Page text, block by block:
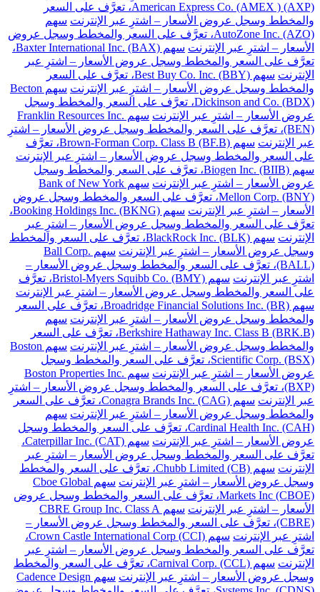
American Express Co. (AMEX ) (AXP)، تعرَّف على السعر
والمخطط وسجل عروض الأسعار – اشترِ عبر الإنترنت سهم
AutoZone Inc. (AZO)، تعرَّف على السعر والمخطط وسجل عروض
الأسعار – اشترِ عبر الإنترنت
سهم Baxter International Inc. (BAX)،
تعرَّف على السعر والمخطط وسجل عروض الأسعار – اشترِ عبر
الإنترنت
سهم Best Buy Co. Inc. (BBY)، تعرَّف على السعر
والمخطط وسجل عروض الأسعار – اشترِ عبر الإنترنت
سهم Becton
Dickinson and Co. (BDX)، تعرَّف على السعر والمخطط وسجل
عروض الأسعار – اشترِ عبر الإنترنت
سهم Franklin Resources Inc.
(BEN)، تعرَّف على السعر والمخطط وسجل عروض الأسعار – اشترِ
عبر الإنترنت
سهم Brown-Forman Corp. Class B (BF.B)، تعرَّف
على السعر والمخطط وسجل عروض الأسعار – اشترِ عبر الإنترنت
سهم Biogen Inc. (BIIB)، تعرَّف على السعر والمخطط وسجل
عروض الأسعار – اشترِ عبر الإنترنت
سهم Bank of New York
Mellon Corp. (BNY)، تعرَّف على السعر والمخطط وسجل عروض
الأسعار – اشترِ عبر الإنترنت
سهم Booking Holdings Inc. (BKNG)،
تعرَّف على السعر والمخطط وسجل عروض الأسعار – اشترِ عبر
الإنترنت
سهم BlackRock Inc. (BLK)، تعرَّف على السعر والمخطط
وسجل عروض الأسعار – اشترِ عبر الإنترنت
سهم Ball Corp.
(BALL)، تعرَّف على السعر والمخطط وسجل عروض الأسعار –
اشترِ عبر الإنترنت
سهم Bristol-Myers Squibb Co. (BMY)، تعرَّف
على السعر والمخطط وسجل عروض الأسعار – اشترِ عبر الإنترنت
سهم Broadridge Financial Solutions Inc. (BR)، تعرَّف على السعر
والمخطط وسجل عروض الأسعار – اشترِ عبر الإنترنت سهم
Berkshire Hathaway Inc. Class B (BRK.B)، تعرَّف على السعر
والمخطط وسجل عروض الأسعار – اشترِ عبر الإنترنت
سهم Boston
Scientific Corp. (BSX)، تعرَّف على السعر والمخطط وسجل
عروض الأسعار – اشترِ عبر الإنترنت
سهم Boston Properties Inc.
(BXP)، تعرَّف على السعر والمخطط وسجل عروض الأسعار – اشترِ
عبر الإنترنت
سهم Conagra Brands Inc. (CAG)، تعرَّف على السعر
والمخطط وسجل عروض الأسعار – اشترِ عبر الإنترنت سهم
Cardinal Health Inc. (CAH)، تعرَّف على السعر والمخطط وسجل
عروض الأسعار – اشترِ عبر الإنترنت
سهم Caterpillar Inc. (CAT)،
تعرَّف على السعر والمخطط وسجل عروض الأسعار – اشترِ عبر
الإنترنت
سهم Chubb Limited (CB)، تعرَّف على السعر والمخطط
وسجل عروض الأسعار – اشترِ عبر الإنترنت
سهم Cboe Global
Markets Inc (CBOE)، تعرَّف على السعر والمخطط وسجل عروض
الأسعار – اشترِ عبر الإنترنت
سهم CBRE Group Inc. Class A
(CBRE)، تعرَّف على السعر والمخطط وسجل عروض الأسعار –
اشترِ عبر الإنترنت
سهم Crown Castle International Corp (CCI)،
تعرَّف على السعر والمخطط وسجل عروض الأسعار – اشترِ عبر
الإنترنت
سهم Carnival Corp. (CCL)، تعرَّف على السعر والمخطط
وسجل عروض الأسعار – اشترِ عبر الإنترنت
سهم Cadence Design